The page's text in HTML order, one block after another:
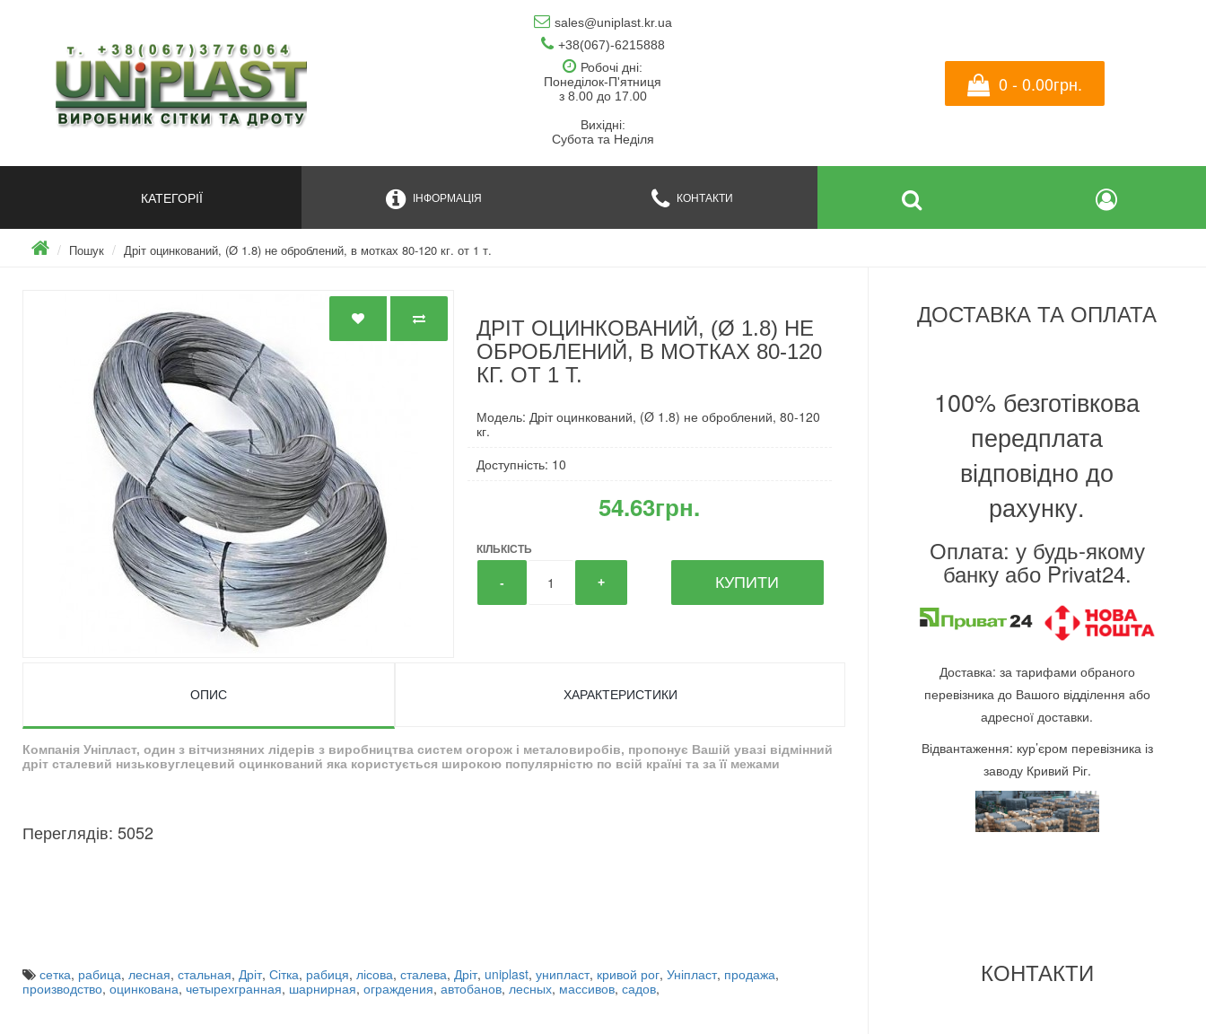
sales@uniplast.kr.ua
+38(067)-6215888
Робочі дні:
Понеділок-П'ятниця
з 8.00 до 17.00
Вихідні:
Субота та Неділя
0 - 0.00грн.
КАТЕГОРІЇ ІНФОРМАЦІЯ КОНТАКТИ
Пошук Дріт оцинкований, (Ø 1.8) не оброблений, в мотках 80-120 кг. от 1 т.
ДРІТ ОЦИНКОВАНИЙ, (Ø 1.8) НЕ
ОБРОБЛЕНИЙ, В МОТКАХ 80-120
КГ. ОТ 1 Т.
Модель: Дріт оцинкований, (Ø 1.8) не оброблений, 80-120
кг.
Доступність: 10
54.63грн.
КІЛЬКІСТЬ
- + КУПИТИ
ОПИС ХАРАКТЕРИСТИКИ
Компанія Уніпласт, один з вітчизняних лідерів з виробництва систем огорож і металовиробів, пропонує Вашій увазі відмінний
дріт сталевий низьковуглецевий оцинкований яка користується широкою популярністю по всій країні та за її межами
Переглядів: 5052
сетка, рабица, лесная, стальная, Дріт, Сітка, рабиця, лісова, сталева, Дріт, uniplast, унипласт, кривой рог, Уніпласт, продажа,
производство, оцинкована, четырехгранная, шарнирная, ограждения, автобанов, лесных, массивов, садов,
ДОСТАВКА ТА ОПЛАТА
100% безготівкова
передплата
відповідно до
рахунку.
Оплата: у будь-якому
банку або Privat24.
Доставка: за тарифами обраного
перевізника до Вашого відділення або
адресної доставки.
Відвантаження: кур’єром перевізника із
заводу Кривий Ріг.
КОНТАКТИ